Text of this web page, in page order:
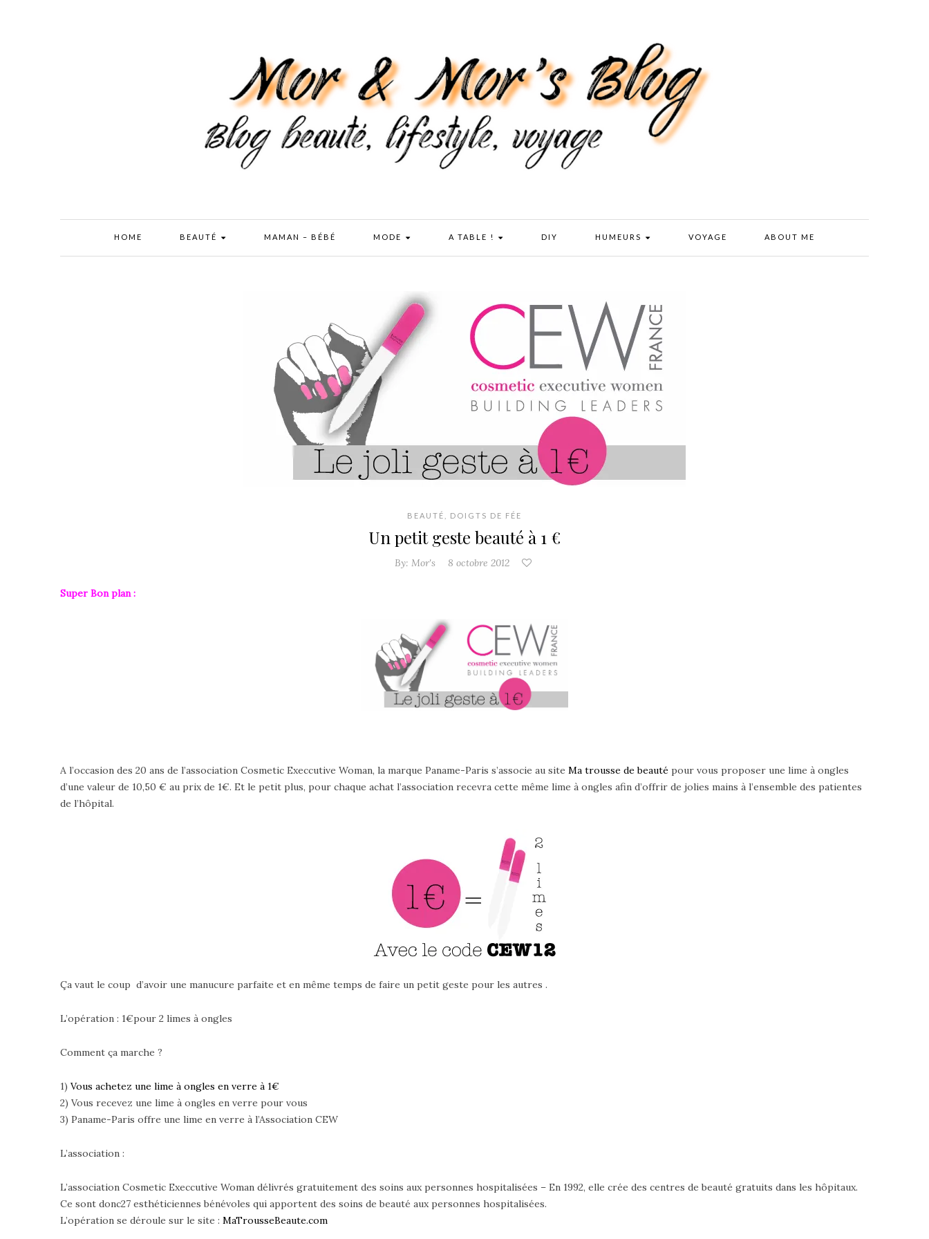
HOME BEAUTÉ MAMAN – BÉBÉ MODE A TABLE ! DIY HUMEURS VOYAGE ABOUT ME
BEAUTÉ DOIGTS DE FÉE
Un petit geste beauté à 1 €
By: Mor's 8 octobre 2012
Super Bon plan :
A l’occasion des 20 ans de l’association Cosmetic Execcutive Woman, la marque Paname-Paris s’associe au site Ma trousse de beauté pour vous proposer une lime à ongles
d’une valeur de 10,50 € au prix de 1€. Et le petit plus, pour chaque achat l’association recevra cette même lime à ongles afin d’offrir de jolies mains à l’ensemble des patientes
de l’hôpital.
Ça vaut le coup d’avoir une manucure parfaite et en même temps de faire un petit geste pour les autres .
L’opération : 1€pour 2 limes à ongles
Comment ça marche ?
1) Vous achetez une lime à ongles en verre à 1€
2) Vous recevez une lime à ongles en verre pour vous
3) Paname-Paris offre une lime en verre à l’Association CEW
L’association :
L’association Cosmetic Execcutive Woman délivrés gratuitement des soins aux personnes hospitalisées – En 1992, elle crée des centres de beauté gratuits dans les hôpitaux.
Ce sont donc27 esthéticiennes bénévoles qui apportent des soins de beauté aux personnes hospitalisées.
L’opération se déroule sur le site : MaTrousseBeaute.com